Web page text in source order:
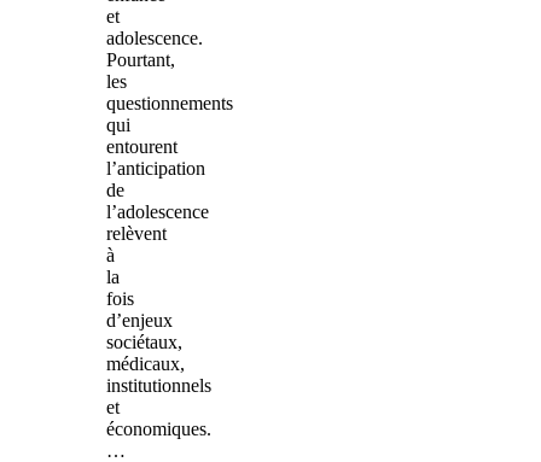
et
adolescence.
Pourtant,
les
questionnements
qui
entourent
l’anticipation
de
l’adolescence
relèvent
à
la
fois
d’enjeux
sociétaux,
médicaux,
institutionnels
et
économiques.
…